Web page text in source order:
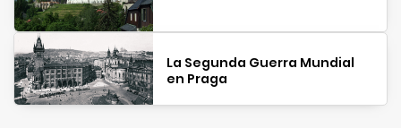
La Segunda Guerra Mundial
en Praga